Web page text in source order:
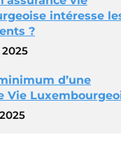
intéresse
?
d’une
Vie